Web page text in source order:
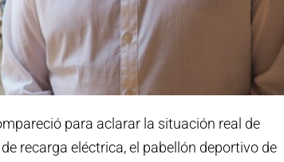
para aclarar la situación real de
recarga eléctrica, el pabellón deportivo de